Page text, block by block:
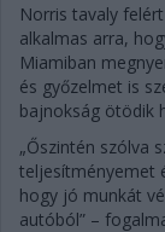
Norris tavaly
alkalmas arra,
Miamiban
és győzelmet is
bajnokság ötödik
„Őszintén szólva
teljesítményemet
hogy jó munkát
autóból” –